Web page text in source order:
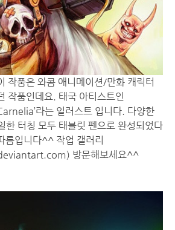
작품은 와콤 애니메이션/만화 캐릭터
작품인데요. 태국 아티스트인
라는 일러스트 입니다. 다양한
한 터칭 모두 태블릿 펜으로 완성되었다
름입니다^^ 작업 갤러리
) 방문해보세요^^